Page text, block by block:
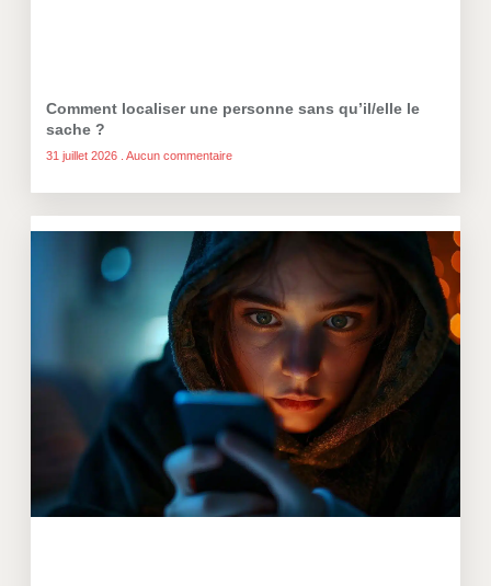
Comment localiser une personne sans qu’il/elle le
sache ?
31 juillet 2026 Aucun commentaire